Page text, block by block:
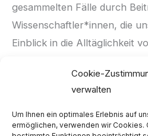
Cookie-
verwalten
Um Ihnen ein optimales Erlebnis auf
ermöglichen, verwenden wir Cookies.
gesammelten Fälle durch
Wissenschaftler*innen, die
Einblick in die Alltäglichkeit